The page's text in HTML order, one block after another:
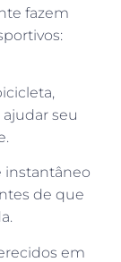
fazem
seu
instantâneo
de que
em